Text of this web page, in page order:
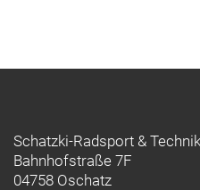
Schatzki-Radsport & Technik
Bahnhofstraße 7F
04758 Oschatz